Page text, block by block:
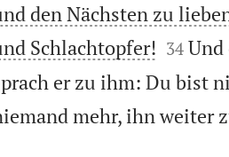
den Nächsten zu
Schlachtopfer!
34 Und
er zu ihm: Du bist
mehr, ihn weiter